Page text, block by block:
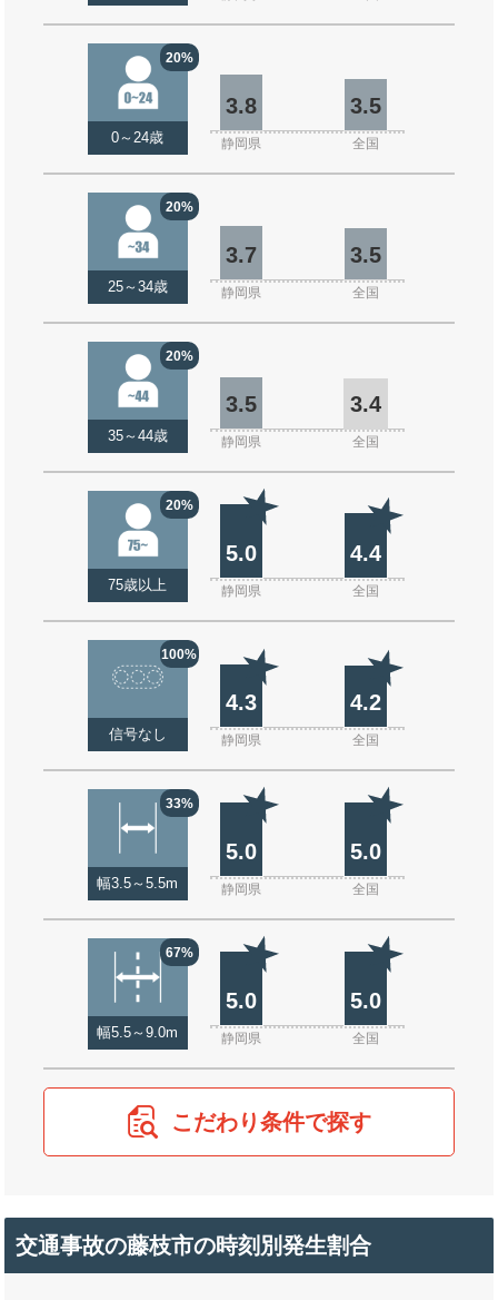
20%
0～24歳
3.8 3.5
静岡県 全国
20%
25～34歳
3.7 3.5
静岡県 全国
20%
35～44歳
3.5 3.4
静岡県 全国
20%
75歳以上
5.0 4.4
静岡県 全国
100%
信号なし
4.3 4.2
静岡県 全国
33%
幅3.5～5.5m
5.0 5.0
静岡県 全国
67%
幅5.5～9.0m
5.0 5.0
静岡県 全国
こだわり条件で探す
交通事故の藤枝市の時刻別発生割合